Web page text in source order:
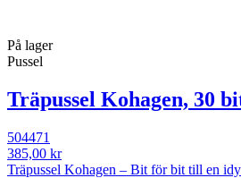
På lager
Pussel
Träpussel Kohagen, 30
504471
385,00 kr
Träpussel Kohagen – Bit för bit till en